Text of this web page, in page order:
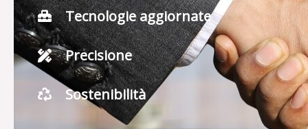
Tecnologie aggiornate
Precisione
Sostenibilità